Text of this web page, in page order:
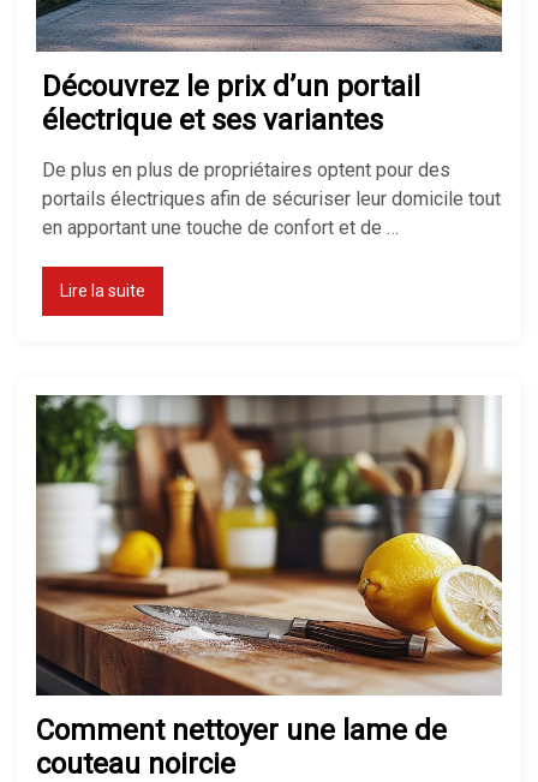
Découvrez le prix d’un portail
électrique et ses variantes
De plus en plus de propriétaires optent pour des
portails électriques afin de sécuriser leur domicile tout
en apportant une touche de confort et de …
Lire la suite
Comment nettoyer une lame de
couteau noircie